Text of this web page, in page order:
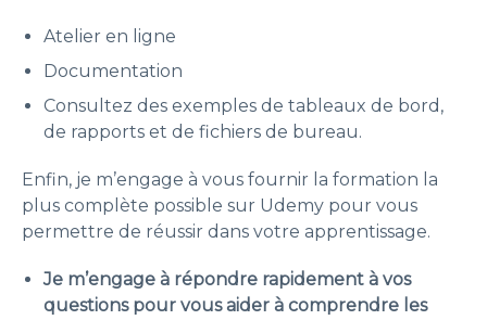
Atelier en ligne
Documentation
Consultez des exemples de tableaux de bord,
de rapports et de fichiers de bureau.
Enfin, je m’engage à vous fournir la formation la
plus complète possible sur Udemy pour vous
permettre de réussir dans votre apprentissage.
Je m’engage à répondre rapidement à vos
questions pour vous aider à comprendre les